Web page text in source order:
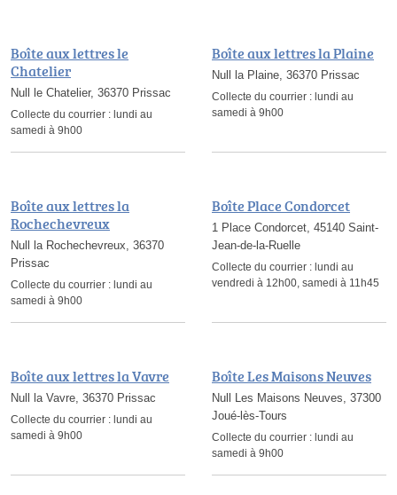
Boîte aux lettres le
Chatelier
Null le Chatelier, 36370 Prissac
Collecte du courrier : lundi au
samedi à 9h00
Boîte aux lettres la Plaine
Null la Plaine, 36370 Prissac
Collecte du courrier : lundi au
samedi à 9h00
Boîte aux lettres la
Rochechevreux
Null la Rochechevreux, 36370
Prissac
Collecte du courrier : lundi au
samedi à 9h00
Boîte Place Condorcet
1 Place Condorcet, 45140 Saint-
Jean-de-la-Ruelle
Collecte du courrier : lundi au
vendredi à 12h00, samedi à 11h45
Boîte aux lettres la Vavre
Null la Vavre, 36370 Prissac
Collecte du courrier : lundi au
samedi à 9h00
Boîte Les Maisons Neuves
Null Les Maisons Neuves, 37300
Joué-lès-Tours
Collecte du courrier : lundi au
samedi à 9h00